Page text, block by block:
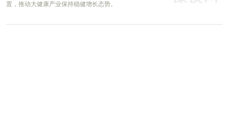
置，推动大健康产业保持稳健增长态势。